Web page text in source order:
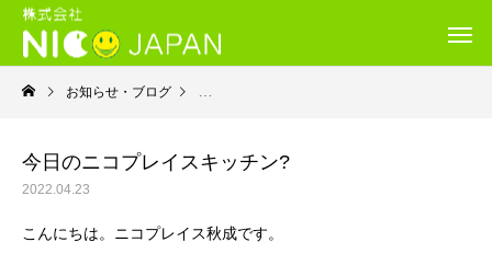
お知らせ・ブログ 就労継続支援Ｂ型・ニコプレイス
今日のニコプレイスキッチン?
2022.04.23
こんにちは。ニコプレイス秋成です。